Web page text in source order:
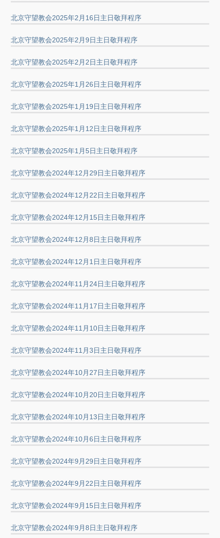
北京守望教会2025年2月16日主日敬拜程序
北京守望教会2025年2月9日主日敬拜程序
北京守望教会2025年2月2日主日敬拜程序
北京守望教会2025年1月26日主日敬拜程序
北京守望教会2025年1月19日主日敬拜程序
北京守望教会2025年1月12日主日敬拜程序
北京守望教会2025年1月5日主日敬拜程序
北京守望教会2024年12月29日主日敬拜程序
北京守望教会2024年12月22日主日敬拜程序
北京守望教会2024年12月15日主日敬拜程序
北京守望教会2024年12月8日主日敬拜程序
北京守望教会2024年12月1日主日敬拜程序
北京守望教会2024年11月24日主日敬拜程序
北京守望教会2024年11月17日主日敬拜程序
北京守望教会2024年11月10日主日敬拜程序
北京守望教会2024年11月3日主日敬拜程序
北京守望教会2024年10月27日主日敬拜程序
北京守望教会2024年10月20日主日敬拜程序
北京守望教会2024年10月13日主日敬拜程序
北京守望教会2024年10月6日主日敬拜程序
北京守望教会2024年9月29日主日敬拜程序
北京守望教会2024年9月22日主日敬拜程序
北京守望教会2024年9月15日主日敬拜程序
北京守望教会2024年9月8日主日敬拜程序